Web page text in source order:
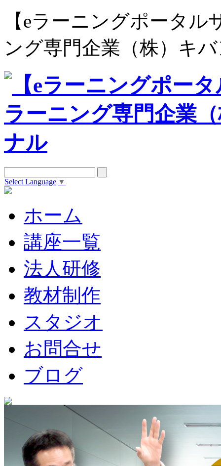
【eラーニングポータル
ング専門企業（株）キ
Select Language ▼
ホーム
講座一覧
法人研修
教材制作
スタジオ
お問合せ
ブログ